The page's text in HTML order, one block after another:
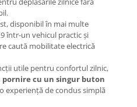
disponibil în mai multe
într-un vehicul practic și
caută mobilitate electrică
utile pentru confortul zilnic,
cu un singur buton
experiență de condus simplă